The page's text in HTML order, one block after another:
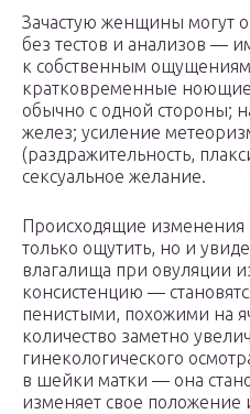
Зачастую женщины могут
без тестов и анализов —
к собственным
кратковременные
обычно с одной стороны;
желез; усиление
(раздражительность,
сексуальное желание.
Происходящие
только ощутить, но и
влагалища при овуляции
консистенцию —
пенистыми, похожими на
количество заметно
гинекологического
в шейки матки — она
изменяет свое положение